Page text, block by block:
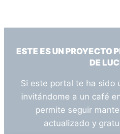
ESTE ES UN PROYECTO
DE
Si este portal te ha sido
invitándome a un café
permite seguir
actualizado y